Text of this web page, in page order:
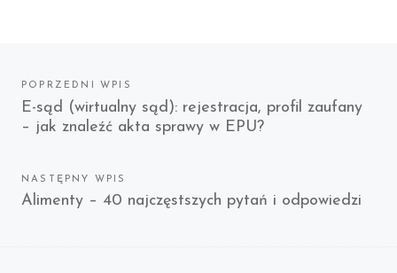
Nawigacja
wpisu
POPRZEDNI WPIS
Previous
post:
E-sąd (wirtualny sąd): rejestracja, profil zaufany
– jak znaleźć akta sprawy w EPU?
NASTĘPNY WPIS
Next
Alimenty – 40 najczęstszych pytań i odpowiedzi